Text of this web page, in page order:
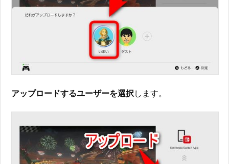
アップロードするユーザーを選択します。